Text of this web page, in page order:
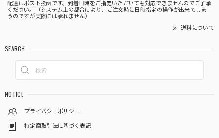
配達はポスト投函です。到着日時をご指定いただいても対応できませんのでご了承
ください。（システム上の都合により、ご注文時に日時指定の操作が出来てしま
うのですが実際には承れません）
送料について
SEARCH
NOTICE
プライバシーポリシー
特定商取引法に基づく表記